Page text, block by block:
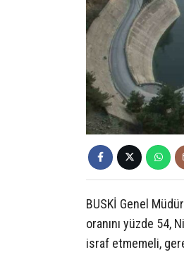
BUSKİ Genel
oranını yüzde 54,
israf etmemeli,